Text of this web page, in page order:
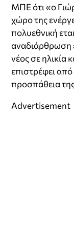
ΜΠΕ ότι «ο
χώρο της
πολυεθνική
αναδιάρθρωση
νέος σε ηλικία
επιστρέφει
προσπάθεια
Advertisement